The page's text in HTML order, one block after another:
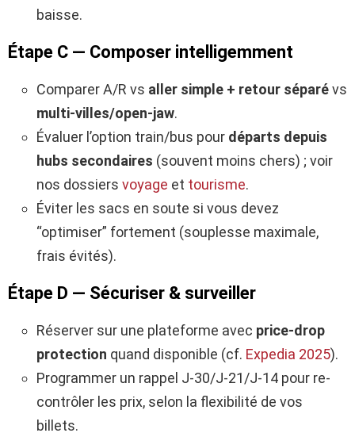
baisse.
Étape C — Composer intelligemment
Comparer A/R vs aller simple + retour séparévs
multi-villes/open-jaw.
Évaluer l’option train/bus pour départs depuis
hubs secondaires (souvent moins chers) ; voir
nos dossiers voyage et tourisme.
Éviter les sacs en soute si vous devez
“optimiser” fortement (souplesse maximale,
frais évités).
Étape D — Sécuriser & surveiller
Réserver sur une plateforme avec price-drop
protection quand disponible (cf. Expedia 2025).
Programmer un rappel J-30/J-21/J-14 pour re-
contrôler les prix, selon la flexibilité de vos
billets.